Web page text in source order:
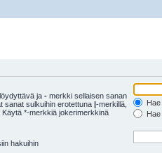
ja - merkki sellaisen sanan
sanat sulkuihin erotettuna |-merkillä,
*-merkkiä jokerimerkkinä
hakuihin